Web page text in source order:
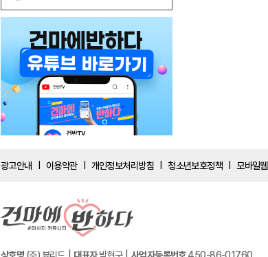
광고안내 이용약관 개인정보처리방침 청소년보호정책 모바일웹